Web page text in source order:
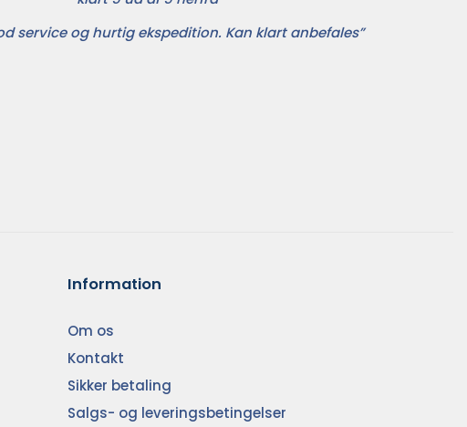
service og hurtig ekspedition. Kan klart anbefales”
Information
Om os
Kontakt
Sikker betaling
Salgs- og leveringsbetingelser